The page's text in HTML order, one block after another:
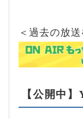
＜過去の放
【公開中